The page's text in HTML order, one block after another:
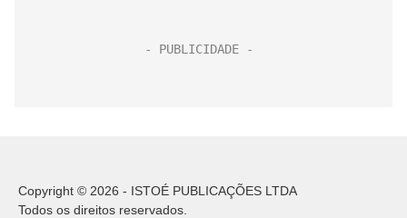
Copyright © 2026 - ISTOÉ PUBLICAÇÕES LTDA
Todos os direitos reservados.